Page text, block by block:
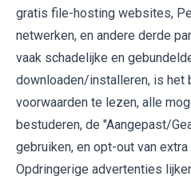
gratis file-hosting websites,
netwerken, en andere derde
vaak schadelijke en
downloaden/installeren, is het
voorwaarden te lezen, alle
bestuderen, de "Aangepast/
gebruiken, en opt-out van
Opdringerige advertenties